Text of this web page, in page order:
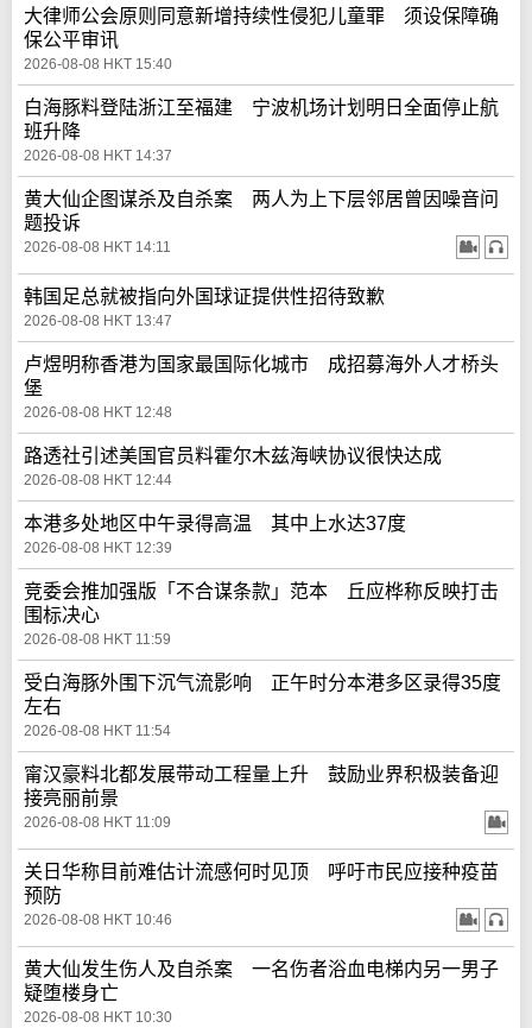
大律师公会原则同意新增持续性侵犯儿童罪 须设保障确
保公平审讯
2026-08-08 HKT 15:40
白海豚料登陆浙江至福建 宁波机场计划明日全面停止航
班升降
2026-08-08 HKT 14:37
黄大仙企图谋杀及自杀案 两人为上下层邻居曾因噪音问
题投诉
2026-08-08 HKT 14:11
韩国足总就被指向外国球证提供性招待致歉
2026-08-08 HKT 13:47
卢煜明称香港为国家最国际化城市 成招募海外人才桥头
堡
2026-08-08 HKT 12:48
路透社引述美国官员料霍尔木兹海峡协议很快达成
2026-08-08 HKT 12:44
本港多处地区中午录得高温 其中上水达37度
2026-08-08 HKT 12:39
竞委会推加强版「不合谋条款」范本 丘应桦称反映打击
围标决心
2026-08-08 HKT 11:59
受白海豚外围下沉气流影响 正午时分本港多区录得35度
左右
2026-08-08 HKT 11:54
甯汉豪料北都发展带动工程量上升 鼓励业界积极装备迎
接亮丽前景
2026-08-08 HKT 11:09
关日华称目前难估计流感何时见顶 呼吁市民应接种疫苗
预防
2026-08-08 HKT 10:46
黄大仙发生伤人及自杀案 一名伤者浴血电梯内另一男子
疑堕楼身亡
2026-08-08 HKT 10:30